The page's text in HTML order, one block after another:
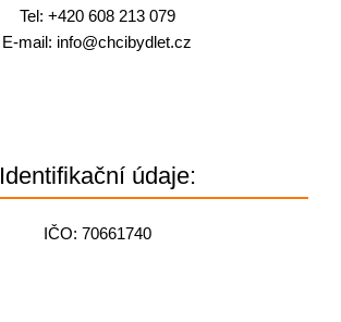
Tel: +420 608 213 079
E-mail: info@chcibydlet.cz
Identifikační údaje:
IČO: 70661740